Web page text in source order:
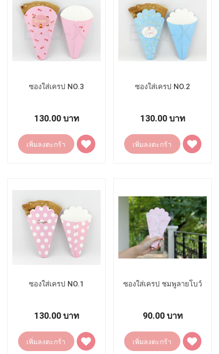
ซองใส่เครป NO.3
130.00 บาท
เพิ่มลงตะกร้า
เพิ่ม
ไป
ซองใส่เครป NO.2
130.00 บาท
เพิ่มลงตะกร้า
เพิ่ม
ไป
ซองใส่เครป NO.1
130.00 บาท
เพิ่มลงตะกร้า
เพิ่ม
ไป
ซองใส่เครป ชมพูลายโบว์
90.00 บาท
เพิ่มลงตะกร้า
เพิ่ม
ไป